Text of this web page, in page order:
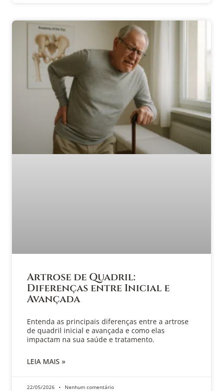
Artrose de Quadril:
Diferenças entre Inicial e
Avançada
Entenda as principais diferenças entre a artrose
de quadril inicial e avançada e como elas
impactam na sua saúde e tratamento.
LEIA MAIS »
22/05/2026 Nenhum comentário